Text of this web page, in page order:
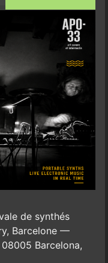
de synthés
Barcelone —
Barcelona,